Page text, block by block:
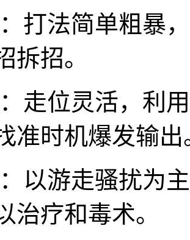
打法简单粗暴
拆招。
走位灵活，利
准时机爆发输出
以游走骚扰为
治疗和毒术。